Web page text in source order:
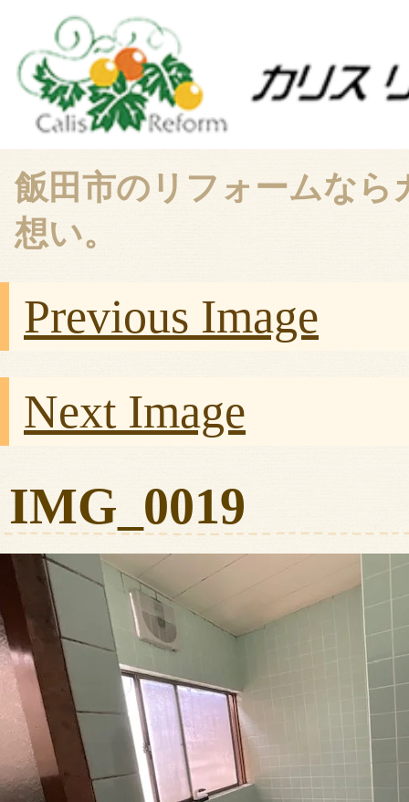
飯田市のリフォームな
想い。
Previous Image
Next Image
IMG_0019